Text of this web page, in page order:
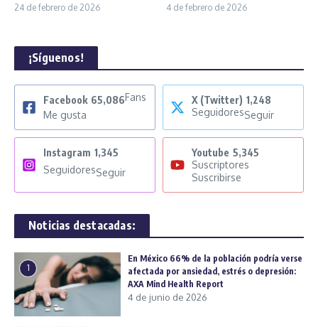
24 de febrero de 2026 4 de febrero de 2026
¡Síguenos!
Facebook 65,086Fans
Me gusta
X (Twitter) 1,248
SeguidoresSeguir
Instagram 1,345
SeguidoresSeguir
Youtube 5,345
Suscriptores
Suscribirse
Noticias destacadas:
1
En México 66% de la población podría verse
afectada por ansiedad, estrés o depresión:
AXA Mind Health Report
4 de junio de 2026